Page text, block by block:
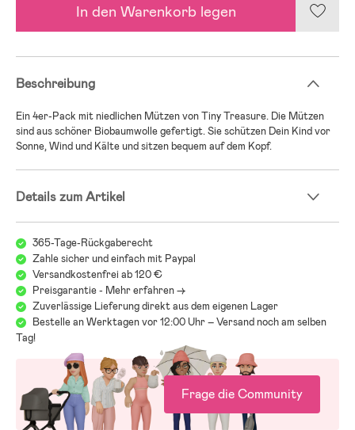
In den Warenkorb legen
Beschreibung
Ein 4er-Pack mit niedlichen Mützen von Tiny Treasure. Die Mützen
sind aus schöner Biobaumwolle gefertigt. Sie schützen Dein Kind vor
Sonne, Wind und Kälte und sitzen bequem auf dem Kopf.
Details zum Artikel
365-Tage-Rückgaberecht
Zahle sicher und einfach mit Paypal
Versandkostenfrei ab 120 €
Preisgarantie - Mehr erfahren ->
Zuverlässige Lieferung direkt aus dem eigenen Lager
Bestelle an Werktagen vor 12:00 Uhr – Versand noch am selben
Tag!
Frage die Community